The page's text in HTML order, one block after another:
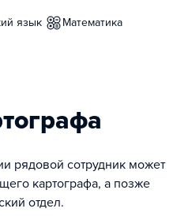
язык
математика
рядовой сотрудник может
картографа, а позже
отдел.